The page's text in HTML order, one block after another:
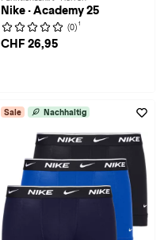
Nike · Academy 25
(0) 1
CHF 26,95
Sale Nachhaltig